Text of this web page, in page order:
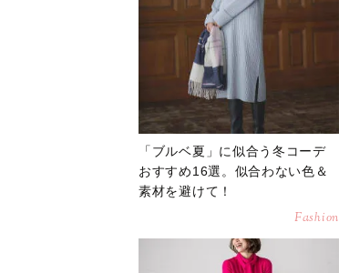
「ブルベ夏」に似合う冬コーデ
おすすめ16選。似合わない色＆
素材を避けて！
Fashion